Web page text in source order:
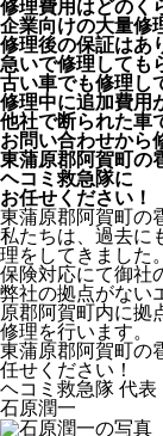
修理費用はどのく
企業向けの大量修
修理後の保証はあ
急いで修理しても
古い車でも修理し
修理中に追加費用
他社で断られた車
お問い合わせから
東蒲原郡阿賀町の
ヘコミ救急隊に
お任せください！
東蒲原郡阿賀町の
私たちは、過去に
理をしてきました
保険対応にて御社
弊社の拠点がない
原郡阿賀町内に拠
修理を行います。
東蒲原郡阿賀町の
任せください！
ヘコミ救急隊 代表
石原潤一